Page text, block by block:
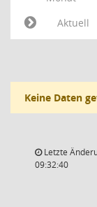
Aktuell
Keine Daten
Letzte
09:32:40